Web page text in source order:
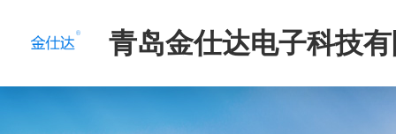
青岛金仕达电子科技